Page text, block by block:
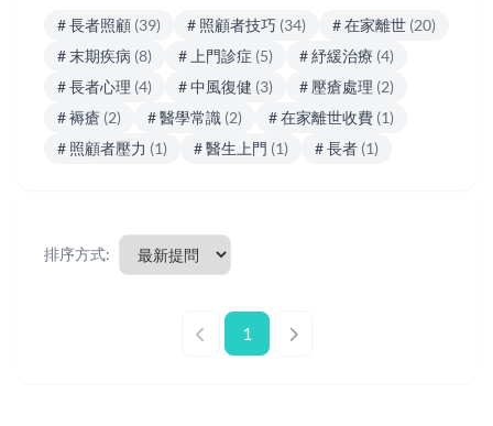
# 長者照顧 (39) # 照顧者技巧 (34) # 在家離世 (20)
# 末期疾病 (8) # 上門診症 (5) # 紓緩治療 (4)
# 長者心理 (4) # 中風復健 (3) # 壓瘡處理 (2)
# 褥瘡 (2) # 醫學常識 (2) # 在家離世收費 (1)
# 照顧者壓力 (1) # 醫生上門 (1) # 長者 (1)
排序方式:
1